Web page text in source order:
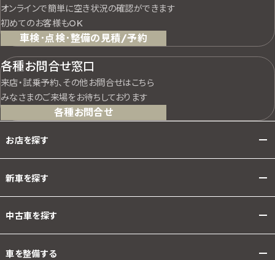
オンラインで簡単に空き状況の確認ができます
初めてのお客様もOK
車検･点検･整備の見積/予約
各種お問合せ窓口
来店・試乗予約、その他お問合せはこちら
みなさまのご来場をお待ちしております
各種お問合せ
お店を探す
新車を探す
中古車を探す
車を整備する